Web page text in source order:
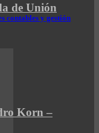
contables y gestión
de Unión
Korn –